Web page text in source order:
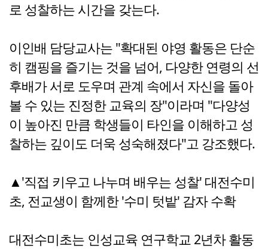
로 성찰하는 시간을 갖는다.
이인배 담당교사는 "확대된 야영 활동은 단순
히 캠핑을 즐기는 것을 넘어, 다양한 연령의 선
후배가 서로 도우며 관계 속에서 자신을 돌아
볼 수 있는 진정한 교육의 장"이라며 "다양성
이 높아진 만큼 학생들이 타인을 이해하고 성
찰하는 깊이도 더욱 성숙해졌다"고 강조했다.
▲'직접 키우고 나누며 배우는 성찰' 대전수미
초, 전교생이 함께한 '수미 텃밭' 감자 수확
대전수미초는 인성교육 연구학교 2년차 활동